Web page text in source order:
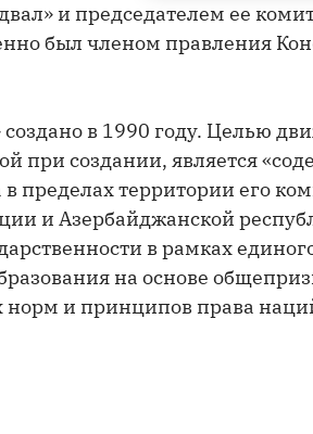
и председателем ее
был членом правления
в 1990 году. Целью
при создании, является
пределах территории его
и Азербайджанской
в рамках
на основе
норм и принципов права